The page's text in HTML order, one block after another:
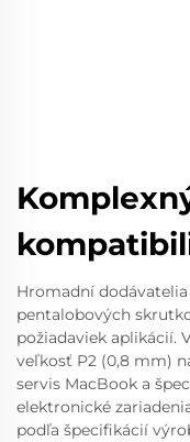
Hromadní
pentalobových
požiadaviek aplikácií.
veľkosť P2 (0,8 mm)
servis MacBook a
elektronické
podľa špecifikácií